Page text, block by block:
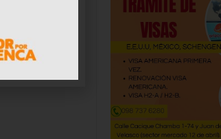
quienes
la minería